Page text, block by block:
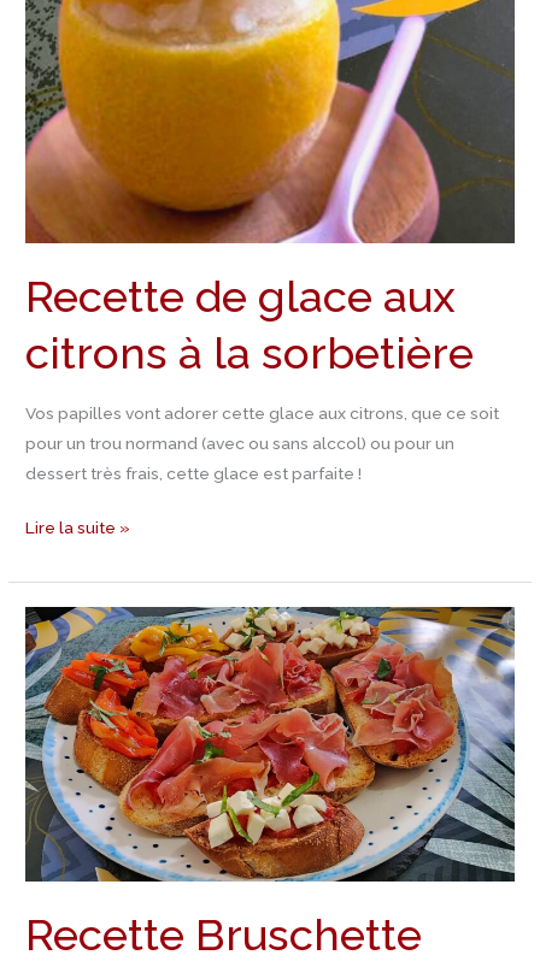
Recette de glace aux
citrons à la sorbetière
Vos papilles vont adorer cette glace aux citrons, que ce soit
pour un trou normand (avec ou sans alccol) ou pour un
dessert très frais, cette glace est parfaite !
à
la
sorbetière
Lire la suite »
Recette Bruschette
Recette
Bruschette